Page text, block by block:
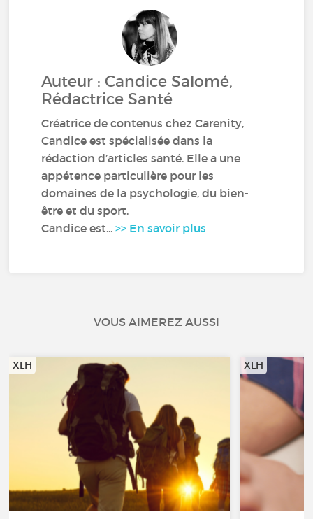
Auteur : Candice Salomé,
Rédactrice Santé
Créatrice de contenus chez Carenity,
Candice est spécialisée dans la
rédaction d’articles santé. Elle a une
appétence particulière pour les
domaines de la psychologie, du bien-
être et du sport.
Candice est...>> En savoir plus
VOUS AIMEREZ AUSSI
XLH XLH